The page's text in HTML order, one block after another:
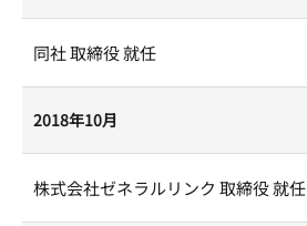
同社 取締役 就任
2018年10月
株式会社ゼネラルリンク 取締役 就任